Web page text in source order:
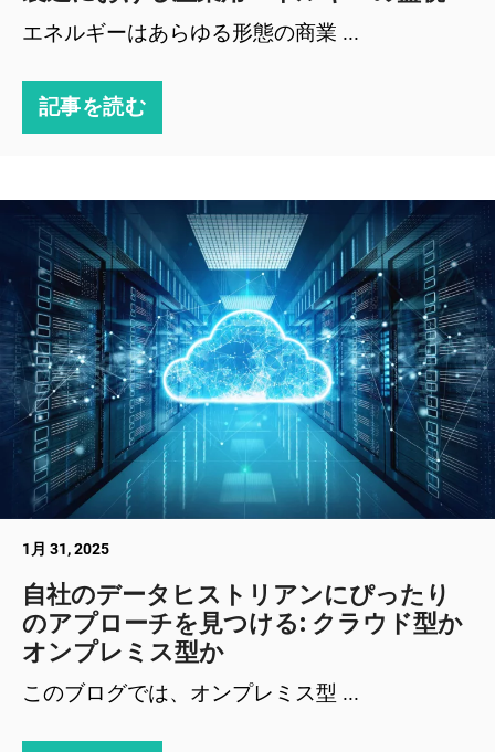
エネルギーはあらゆる形態の商業 ...
記事を読む
1月 31, 2025
自社のデータヒストリアンにぴったり
のアプローチを見つける: クラウド型か
オンプレミス型か
このブログでは、オンプレミス型 ...